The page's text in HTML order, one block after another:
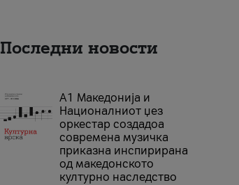
Последни новости
А1 Македонија и
Националниот џез
оркестар создадоа
современа музичка
приказна инспирирана
од македонското
културно наследство